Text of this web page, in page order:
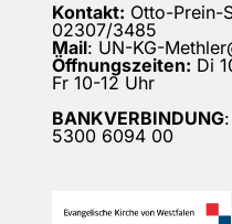
Kontakt: Otto-Prein-
02307/3485
Mail: UN-KG-
Öffnungszeiten: Di
Fr 10-12 Uhr
BANKVERBINDUNG
5300 6094 00